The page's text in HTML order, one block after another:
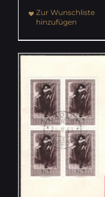
Zur Wunschliste
hinzufügen